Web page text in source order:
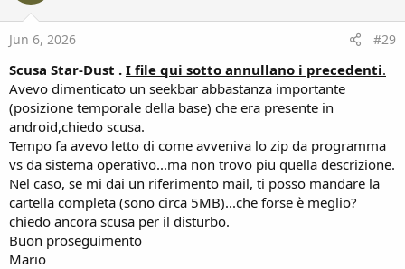
Jun 6, 2026 #29
Scusa Star-Dust . I file qui sotto annullano i precedenti.
Avevo dimenticato un seekbar abbastanza importante
(posizione temporale della base) che era presente in
android,chiedo scusa.
Tempo fa avevo letto di come avveniva lo zip da programma
vs da sistema operativo...ma non trovo piu quella descrizione.
Nel caso, se mi dai un riferimento mail, ti posso mandare la
cartella completa (sono circa 5MB)...che forse è meglio?
chiedo ancora scusa per il disturbo.
Buon proseguimento
Mario